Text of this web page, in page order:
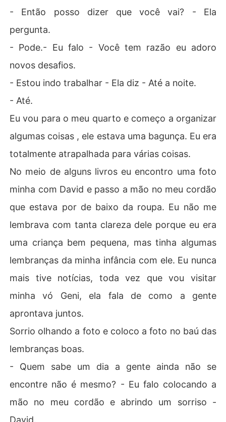
- Então posso dizer que você vai? - Ela
pergunta.
- Pode.- Eu falo - Você tem razão eu adoro
novos desafios.
- Estou indo trabalhar - Ela diz - Até a noite.
- Até.
Eu vou para o meu quarto e começo a organizar
algumas coisas , ele estava uma bagunça. Eu era
totalmente atrapalhada para várias coisas.
No meio de alguns livros eu encontro uma foto
minha com David e passo a mão no meu cordão
que estava por de baixo da roupa. Eu não me
lembrava com tanta clareza dele porque eu era
uma criança bem pequena, mas tinha algumas
lembranças da minha infância com ele. Eu nunca
mais tive notícias, toda vez que vou visitar
minha vó Geni, ela fala de como a gente
aprontava juntos.
Sorrio olhando a foto e coloco a foto no baú das
lembranças boas.
- Quem sabe um dia a gente ainda não se
encontre não é mesmo? - Eu falo colocando a
mão no meu cordão e abrindo um sorriso -
David.